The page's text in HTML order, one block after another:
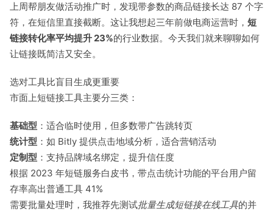
上周帮朋友做活动推广时，发现带参数的商品链接长达 87 个字
符，在短信里直接截断。这让我想起三年前做电商运营时， 短
链接转化率平均提升 23%的行业数据。今天我们就来聊聊如何
让链接既简洁又安全。
选对工具比盲目生成更重要
市面上短链接工具主要分三类：
基础型 ：适合临时使用，但多数带广告跳转页
统计型 ：如 Bitly 提供点击地域分析，适合营销活动
定制型 ：支持品牌域名绑定，提升信任度
根据 2023 年短链服务白皮书，带点击统计功能的平台用户留
存率高出普通工具 41%
需要批量处理时，我推荐先测试批量生成短链接在线工具的并